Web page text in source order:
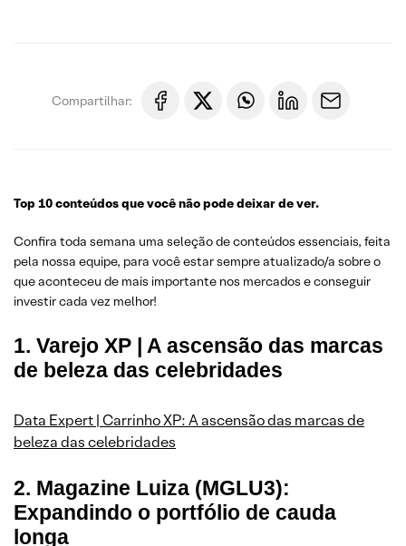
Compartilhar:
Top 10 conteúdos que você não pode deixar de ver.
Confira toda semana uma seleção de conteúdos essenciais, feita
pela nossa equipe, para você estar sempre atualizado/a sobre o
que aconteceu de mais importante nos mercados e conseguir
investir cada vez melhor!
1. Varejo XP | A ascensão das marcas
de beleza das celebridades
Data Expert | Carrinho XP: A ascensão das marcas de
beleza das celebridades
2. Magazine Luiza (MGLU3):
Expandindo o portfólio de cauda
longa